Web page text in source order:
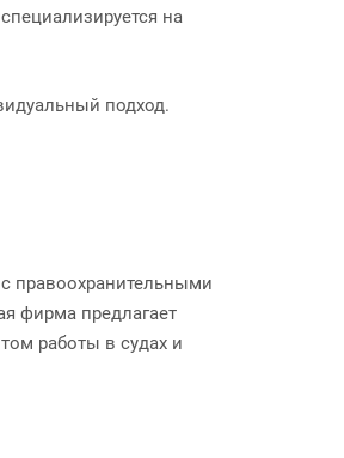
на
подход.
правоохранительными
фирма предлагает
работы в судах и